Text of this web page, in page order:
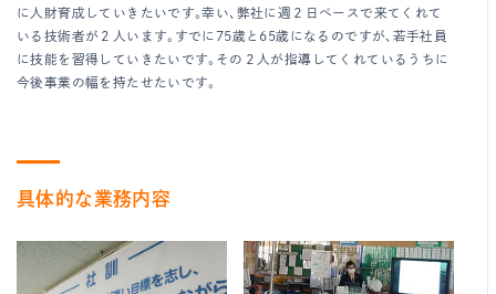
に人財育成していきたいです。幸い、弊社に週２日ペースで来てくれて
いる技術者が２人います。すでに75歳と65歳になるのですが、若手社員
に技能を習得していきたいです。その２人が指導してくれているうちに
今後事業の幅を持たせたいです。
具体的な業務内容